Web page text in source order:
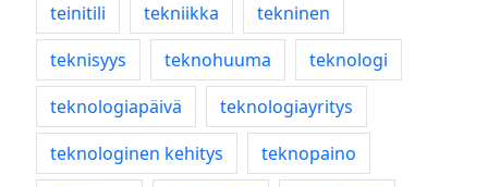
teinitili
tekniikka
tekninen
teknisyys
teknohuuma
teknologi
teknologiapäivä
teknologiayritys
teknologinen kehitys
teknopaino